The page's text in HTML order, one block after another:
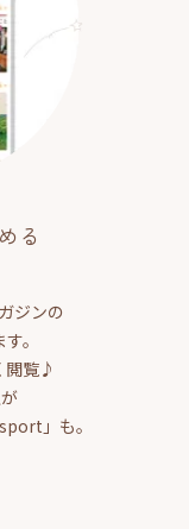
る
ジンの
。
閲覧♪
」も。